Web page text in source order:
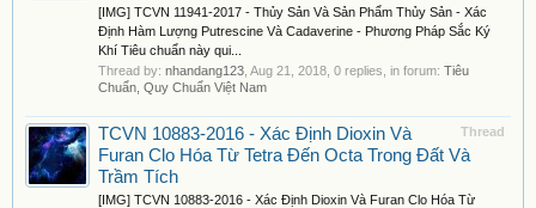
[IMG] TCVN 11941-2017 - Thủy Sản Và Sản Phẩm Thủy Sản - Xác
Định Hàm Lượng Putrescine Và Cadaverine - Phương Pháp Sắc Ký
Khí Tiêu chuẩn này qui...
Thread by: nhandang123 Aug 21, 2018 , 0 replies, in forum: Tiêu
Chuẩn, Quy Chuẩn Việt Nam
Thread
TCVN 10883-2016 - Xác Định Dioxin Và
Furan Clo Hóa Từ Tetra Đến Octa Trong Đất Và
Trầm Tích
[IMG] TCVN 10883-2016 - Xác Định Dioxin Và Furan Clo Hóa Từ